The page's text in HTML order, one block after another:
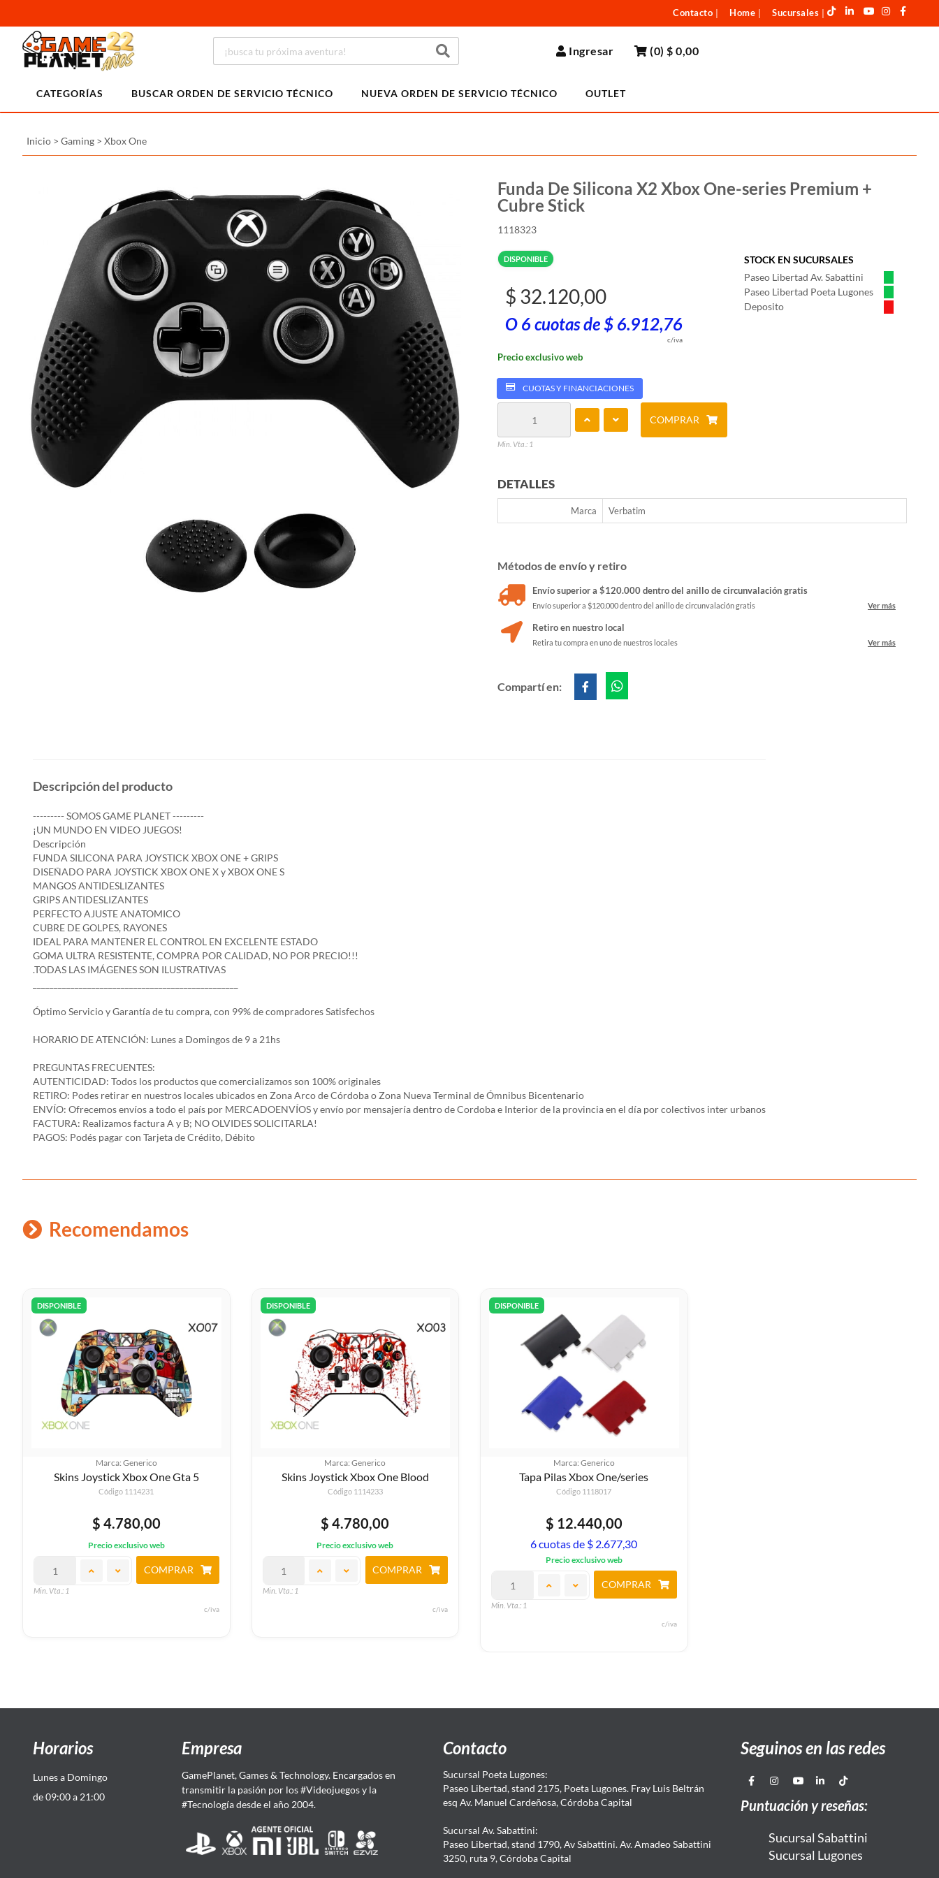
Contacto Home Sucursales
Ingresar (0)$ 0,00
CATEGORÍAS BUSCAR ORDEN DE SERVICIO TÉCNICO NUEVA ORDEN DE SERVICIO TÉCNICO OUTLET
Inicio > Gaming > Xbox One
Funda De Silicona X2 Xbox One-series Premium +
Cubre Stick
1118323
DISPONIBLE
STOCK EN SUCURSALES
Paseo Libertad Av. Sabattini
Paseo Libertad Poeta Lugones
Deposito
$ 32.120,00
O 6 cuotas de $ 6.912,76
c/iva
Precio exclusivo web
CUOTAS Y FINANCIACIONES
Min. Vta.: 1
COMPRAR
DETALLES
Marca Verbatim
Métodos de envío y retiro
Envío superior a $120.000 dentro del anillo de circunvalación gratis
Envío superior a $120.000 dentro del anillo de circunvalación gratis Ver más
Retiro en nuestro local
Retira tu compra en uno de nuestros locales Ver más
Compartí en:
Descripción del producto
--------- SOMOS GAME PLANET ---------
¡UN MUNDO EN VIDEO JUEGOS!
Descripción
FUNDA SILICONA PARA JOYSTICK XBOX ONE + GRIPS
DISEÑADO PARA JOYSTICK XBOX ONE X y XBOX ONE S
MANGOS ANTIDESLIZANTES
GRIPS ANTIDESLIZANTES
PERFECTO AJUSTE ANATOMICO
CUBRE DE GOLPES, RAYONES
IDEAL PARA MANTENER EL CONTROL EN EXCELENTE ESTADO
GOMA ULTRA RESISTENTE, COMPRA POR CALIDAD, NO POR PRECIO!!!
.TODAS LAS IMÁGENES SON ILUSTRATIVAS
Óptimo Servicio y Garantía de tu compra, con 99% de compradores Satisfechos
HORARIO DE ATENCIÓN: Lunes a Domingos de 9 a 21hs
PREGUNTAS FRECUENTES:
AUTENTICIDAD: Todos los productos que comercializamos son 100% originales
RETIRO: Podes retirar en nuestros locales ubicados en Zona Arco de Córdoba o Zona Nueva Terminal de Ómnibus Bicentenario
ENVÍO: Ofrecemos envíos a todo el país por MERCADOENVÍOS y envío por mensajería dentro de Cordoba e Interior de la provincia en el día por colectivos inter urbanos
FACTURA: Realizamos factura A y B; NO OLVIDES SOLICITARLA!
PAGOS: Podés pagar con Tarjeta de Crédito, Débito
Recomendamos
DISPONIBLE
Marca: Generico
Skins Joystick Xbox One Gta 5
Código 1114231
$ 4.780,00
Precio exclusivo web
Min. Vta.: 1
COMPRAR
c/iva
DISPONIBLE
Marca: Generico
Skins Joystick Xbox One Blood
Código 1114233
$ 4.780,00
Precio exclusivo web
Min. Vta.: 1
COMPRAR
c/iva
DISPONIBLE
Marca: Generico
Tapa Pilas Xbox One/series
Código 1118017
$ 12.440,00
6 cuotas de $ 2.677,30
Precio exclusivo web
Min. Vta.: 1
COMPRAR
c/iva
Horarios
Lunes a Domingo
de 09:00 a 21:00
Empresa
GamePlanet, Games & Technology. Encargados en
transmitir la pasión por los #Videojuegos y la
#Tecnología desde el año 2004.
Contacto
Sucursal Poeta Lugones:
Paseo Libertad, stand 2175, Poeta Lugones. Fray Luis Beltrán
esq Av. Manuel Cardeñosa, Córdoba Capital
Sucursal Av. Sabattini:
Paseo Libertad, stand 1790, Av Sabattini. Av. Amadeo Sabattini
3250, ruta 9, Córdoba Capital
Seguinos en las redes
Puntuación y reseñas:
Sucursal Sabattini
Sucursal Lugones